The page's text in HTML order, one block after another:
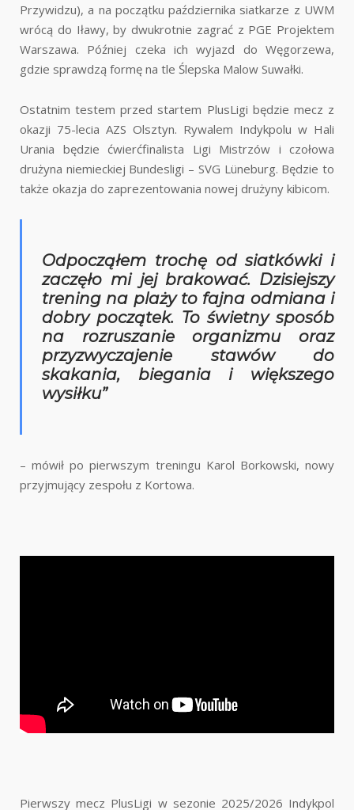
Przywidzu), a na początku października siatkarze z UWM
wrócą do Iławy, by dwukrotnie zagrać z PGE Projektem
Warszawa. Później czeka ich wyjazd do Węgorzewa,
gdzie sprawdzą formę na tle Ślepska Malow Suwałki.
Ostatnim testem przed startem PlusLigi będzie mecz z
okazji 75-lecia AZS Olsztyn. Rywalem Indykpolu w Hali
Urania będzie ćwierćfinalista Ligi Mistrzów i czołowa
drużyna niemieckiej Bundesligi – SVG Lüneburg. Będzie to
także okazja do zaprezentowania nowej drużyny kibicom.
Odpocząłem trochę od siatkówki i
zaczęło mi jej brakować. Dzisiejszy
trening na plaży to fajna odmiana i
dobry początek. To świetny sposób
na rozruszanie organizmu oraz
przyzwyczajenie stawów do
skakania, biegania i większego
wysiłku”
– mówił po pierwszym treningu Karol Borkowski, nowy
przyjmujący zespołu z Kortowa.
Pierwszy mecz PlusLigi w sezonie 2025/2026 Indykpol